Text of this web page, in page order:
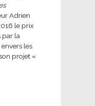
Adrien
le prix
par la
les
projet «